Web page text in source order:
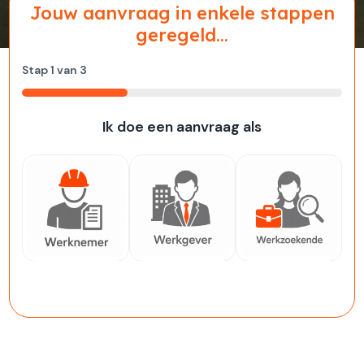
Jouw aanvraag in enkele stappen
geregeld...
Stap1 van 3
33%
Ik doe een aanvraag als